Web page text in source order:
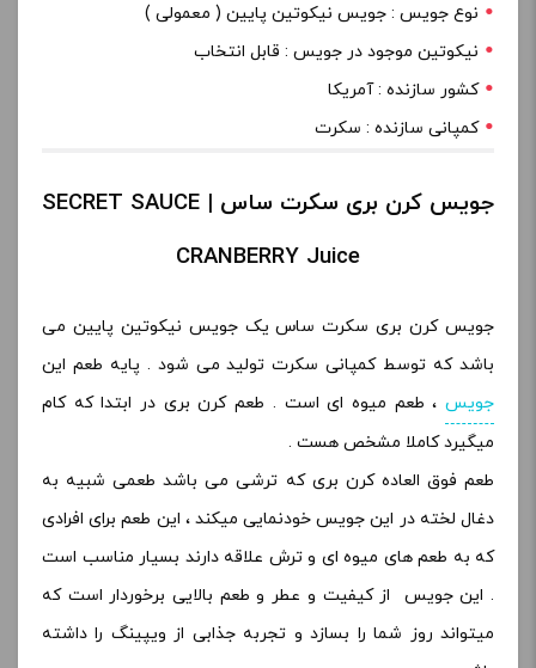
نوع جویس : جویس نیکوتین پایین ( معمولی )
نیکوتین موجود در جویس : قابل انتخاب
کشور سازنده : آمریکا
کمپانی سازنده : سکرت
جویس کرن بری سکرت ساس | SECRET SAUCE
CRANBERRY Juice
جویس کرن بری سکرت ساس یک جویس نیکوتین پایین می
باشد که توسط کمپانی سکرت تولید می شود . پایه طعم این
جویس ، طعم میوه ای است . طعم کرن بری در ابتدا که کام
میگیرد کاملا مشخص هست .
طعم فوق العاده کرن بری که ترشی می باشد طعمی شبیه به
دغال لخته در این جویس خودنمایی میکند ، این طعم برای افرادی
که به طعم های میوه ای و ترش علاقه دارند بسیار مناسب است
. این جویس از کیفیت و عطر و طعم بالایی برخوردار است که
میتواند روز شما را بسازد و تجربه جذابی از ویپینگ را داشته